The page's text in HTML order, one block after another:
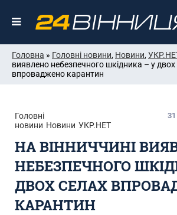
Головна » Головні новини, Новини,
виявлено небезпечного шкідника – у двох
впроваджено карантин
Головні
новини Новини УКР.НЕТ
НА ВІННИЧЧИНІ
НЕБЕЗПЕЧНОГО
ДВОХ СЕЛАХ
КАРАНТИН